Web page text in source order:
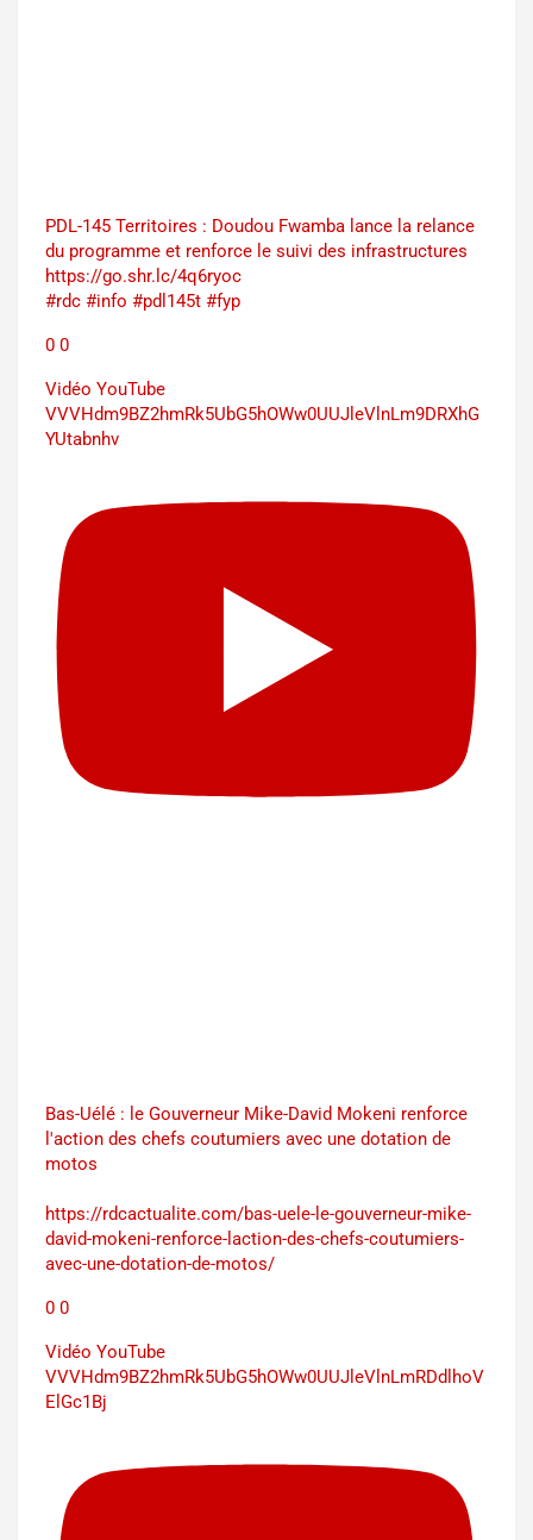
PDL-145 Territoires : Doudou Fwamba lance la relance
du programme et renforce le suivi des infrastructures
https://go.shr.lc/4q6ryoc
#rdc #info #pdl145t #fyp
0 0
Vidéo YouTube
VVVHdm9BZ2hmRk5UbG5hOWw0UUJleVlnLm9DRXhG
YUtabnhv
Bas-Uélé : le Gouverneur Mike-David Mokeni renforce
l'action des chefs coutumiers avec une dotation de
motos
https://rdcactualite.com/bas-uele-le-gouverneur-mike-
david-mokeni-renforce-laction-des-chefs-coutumiers-
avec-une-dotation-de-motos/
0 0
Vidéo YouTube
VVVHdm9BZ2hmRk5UbG5hOWw0UUJleVlnLmRDdlhoV
ElGc1Bj